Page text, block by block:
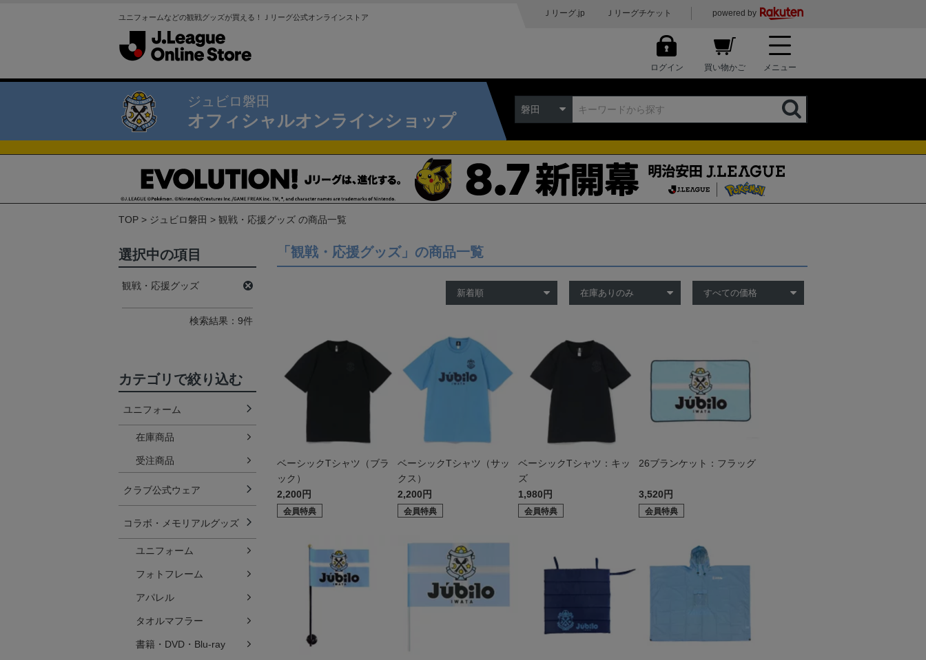
ユニフォームなどの観戦グッズが買える！Ｊリーグ公式オンラインストア Ｊリーグ.jp Ｊリーグチケット powered by
ログイン 買い物かご メニュー
ジュビロ磐田
オフィシャルオンラインショップ
磐田
TOP ジュビロ磐田 観戦・応援グッズ の商品一覧
「観戦・応援グッズ」の商品一覧
ベーシックTシャツ（ブラ
ック）
2,200円
会員特典
ベーシックTシャツ（サッ
クス）
2,200円
会員特典
ベーシックTシャツ：キッ
ズ
1,980円
会員特典
26ブランケット：フラッグ
3,520円
会員特典
選択中の項目
観戦・応援グッズ
検索結果：9件
カテゴリで絞り込む
ユニフォーム
在庫商品
受注商品
クラブ公式ウェア
コラボ・メモリアルグッズ
ユニフォーム
フォトフレーム
アパレル
タオルマフラー
書籍・DVD・Blu-ray